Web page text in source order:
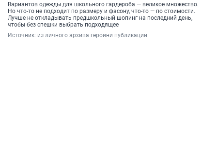
Вариантов одежды для школьного гардероба — великое множество.
Но что-то не подходит по размеру и фасону, что-то — по стоимости.
Лучше не откладывать предшкольный шопинг на последний день,
чтобы без спешки выбрать подходящее
Источник: из личного архива героини публикации